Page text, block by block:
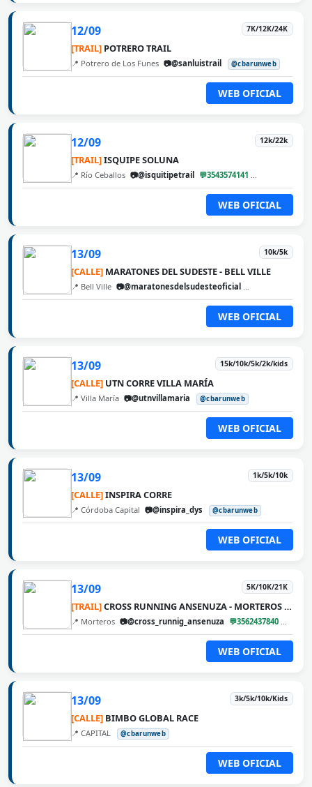
12/09 7K/12K/24K
[TRAIL] POTRERO TRAIL
📍 Potrero de Los Funes 📷@sanluistrail @cbarunweb
WEB OFICIAL
12/09 12k/22k
[TRAIL]ISQUIPE SOLUNA
📍 Río Ceballos 📷@isquitipetrail 💬3543574141
WEB OFICIAL
13/09 10k/5k
[CALLE] MARATONES DEL SUDESTE - BELL VILLE
📍 Bell Ville 📷@maratonesdelsudesteoficial
WEB OFICIAL
13/09 15k/10k/5k/2k/kids
[CALLE] UTN CORRE VILLA MARÍA
📍 Villa María 📷@utnvillamaria @cbarunweb
WEB OFICIAL
13/09 1k/5k/10k
[CALLE]INSPIRA CORRE
📍 Córdoba Capital 📷@inspira_dys @cbarunweb
WEB OFICIAL
13/09 5K/10K/21K
[TRAIL]CROSS RUNNING ANSENUZA - MORTEROS 2026
📍 Morteros 📷@cross_runnig_ansenuza 💬3562437840
WEB OFICIAL
13/09 3k/5k/10k/Kids
[CALLE] BIMBO GLOBAL RACE
📍 CAPITAL @cbarunweb
WEB OFICIAL